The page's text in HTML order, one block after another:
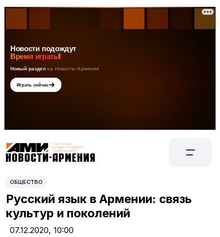
ОБЩЕСТВО
Русский язык в Армении: связь
культур и поколений
07.12.2020, 10:00